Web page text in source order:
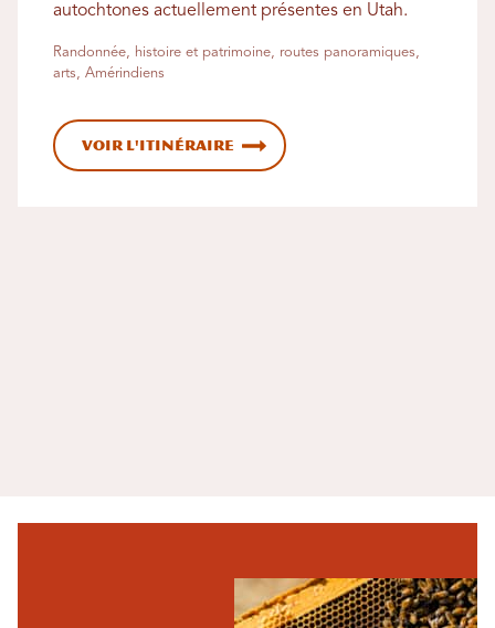
autochtones actuellement présentes en Utah.
Randonnée, histoire et patrimoine, routes panoramiques,
arts, Amérindiens
Voir l'itinéraire